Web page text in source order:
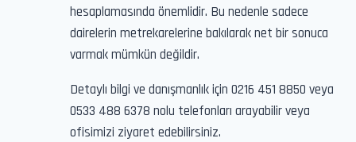
hesaplamasında önemlidir. Bu nedenle sadece
dairelerin metrekarelerine bakılarak net bir sonuca
varmak mümkün değildir.
Detaylı bilgi ve danışmanlık için 0216 451 8850 veya
0533 488 6378 nolu telefonları arayabilir veya
ofisimizi ziyaret edebilirsiniz.